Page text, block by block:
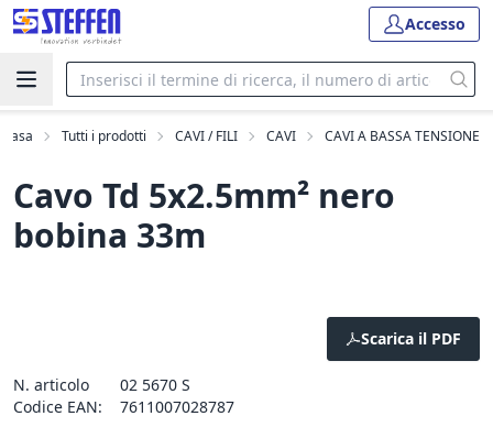
Accesso
Casa Tutti i prodotti CAVI / FILI CAVI CAVI A BASSA TENSIONE
Cavo Td 5x2.5mm² nero
bobina 33m
Scarica il PDF
N. articolo
02 5670 S
Codice EAN:
7611007028787